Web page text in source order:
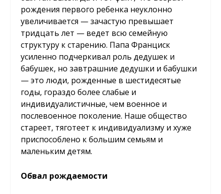
рождения первого ребенка неуклонно
увеличивается — зачастую превышает
тридцать лет — ведет всю семейную
структуру к старению. Папа Франциск
усиленно подчеркивал роль дедушек и
бабушек, но завтрашние дедушки и бабушки
— это люди, рожденные в шестидесятые
годы, гораздо более слабые и
индивидуалистичные, чем военное и
послевоенное поколение. Наше общество
стареет, тяготеет к индивидуализму и хуже
приспособлено к большим семьям и
маленьким детям.
Обвал рождаемости